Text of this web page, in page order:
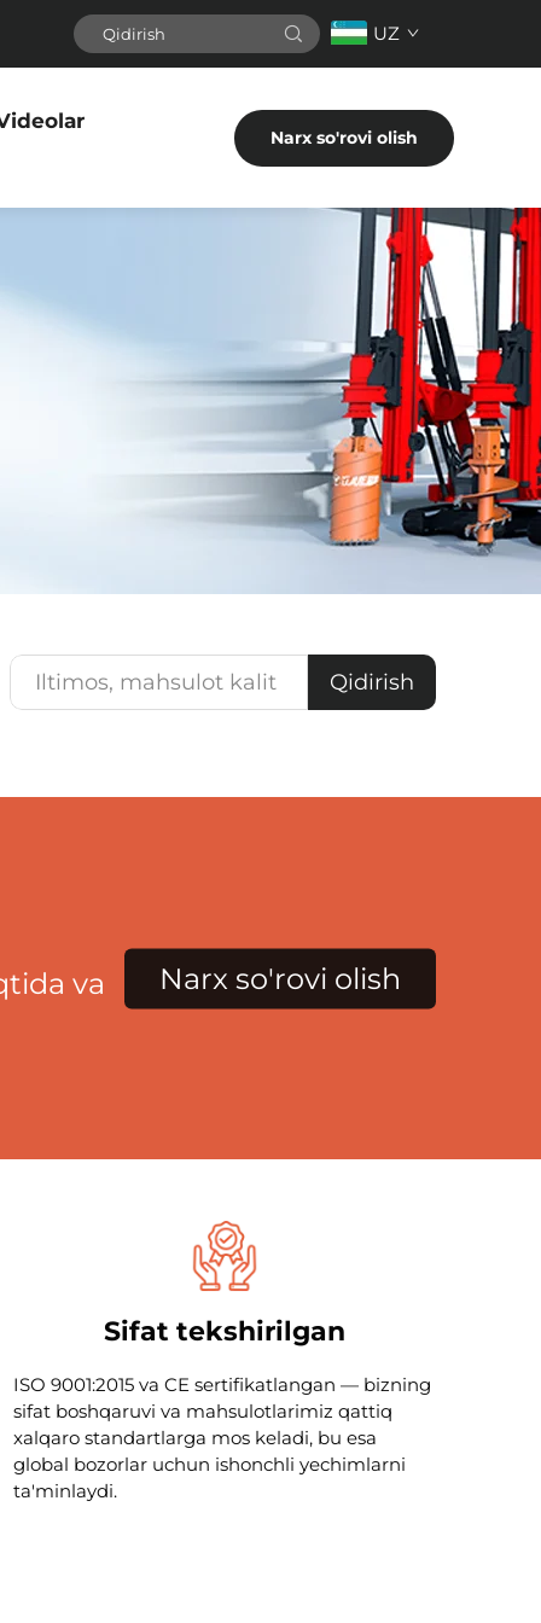
UZ
Narx so'rovi olish
Qidirish
va
Narx so'rovi olish
Sifat tekshirilgan
ISO 9001:2015 va CE sertifikatlangan — bizning
sifat boshqaruvi va mahsulotlarimiz qattiq
xalqaro standartlarga mos keladi, bu esa
global bozorlar uchun ishonchli yechimlarni
ta'minlaydi.